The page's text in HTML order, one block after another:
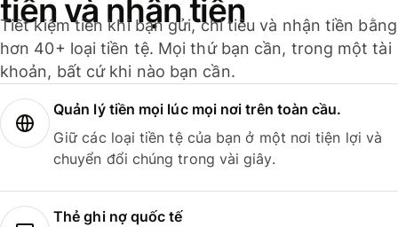
tiền và nhận tiền
Tiết kiệm tiền khi bạn gửi, chi tiêu và nhận tiền bằng
hơn 40+ loại tiền tệ. Mọi thứ bạn cần, trong một tài
khoản, bất cứ khi nào bạn cần.
Quản lý tiền mọi lúc mọi nơi trên toàn cầu.
Giữ các loại tiền tệ của bạn ở một nơi tiện lợi và
chuyển đổi chúng trong vài giây.
Thẻ ghi nợ quốc tế